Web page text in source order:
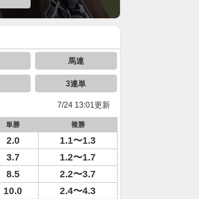
馬連
3連単
7/24 13:01更新
単勝 複勝
2.0
1.1〜1.3
3.7
1.2〜1.7
8.5
2.2〜3.7
10.0
2.4〜4.3